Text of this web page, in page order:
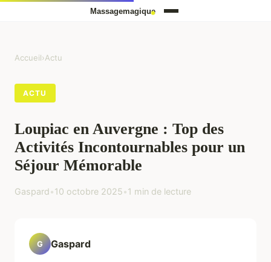
Accueil›Actu
ACTU
Loupiac en Auvergne : Top des
Activités Incontournables pour un
Séjour Mémorable
Gaspard•10 octobre 2025•1 min de lecture
G Gaspard